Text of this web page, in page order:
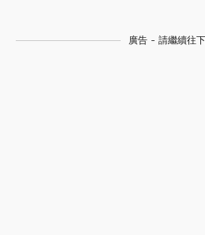
廣告 - 請繼續往